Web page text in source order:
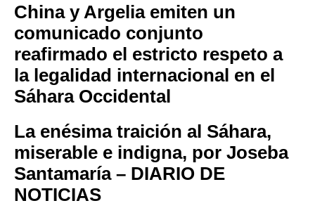
China y Argelia emiten un
comunicado conjunto
reafirmado el estricto respeto a
la legalidad internacional en el
Sáhara Occidental
La enésima traición al Sáhara,
miserable e indigna, por Joseba
Santamaría – DIARIO DE
NOTICIAS